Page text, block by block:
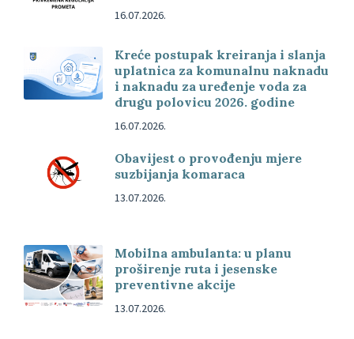
16.07.2026.
Kreće postupak kreiranja i slanja
uplatnica za komunalnu naknadu
i naknadu za uređenje voda za
drugu polovicu 2026. godine
16.07.2026.
Obavijest o provođenju mjere
suzbijanja komaraca
13.07.2026.
Mobilna ambulanta: u planu
proširenje ruta i jesenske
preventivne akcije
13.07.2026.